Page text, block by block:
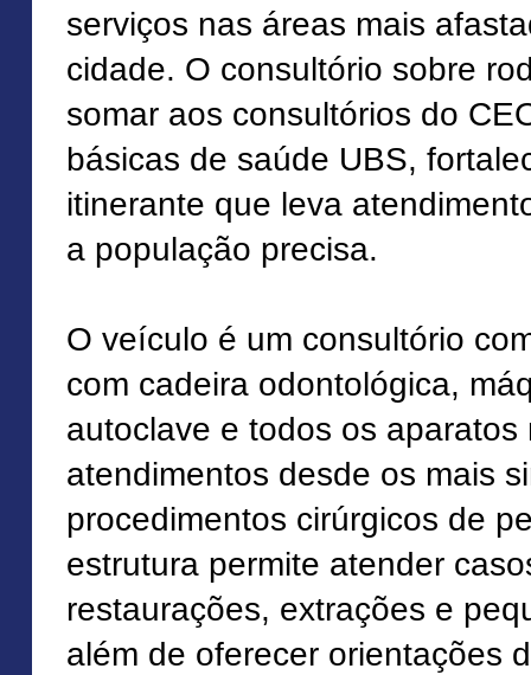
serviços nas áreas mais
cidade. O consultório sobre
somar aos consultórios do
básicas de saúde UBS,
itinerante que leva
a população precisa.
O veículo é um consultório
com cadeira odontológica,
autoclave e todos os aparatos
atendimentos desde os mais
procedimentos cirúrgicos de
estrutura permite atender
restaurações, extrações e
além de oferecer orientações